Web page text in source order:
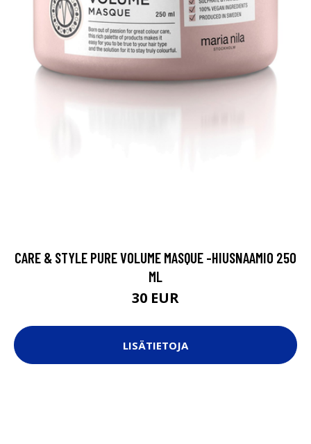
CARE & STYLE PURE VOLUME MASQUE -HIUSNAAMIO 250
ML
30 EUR
LISÄTIETOJA